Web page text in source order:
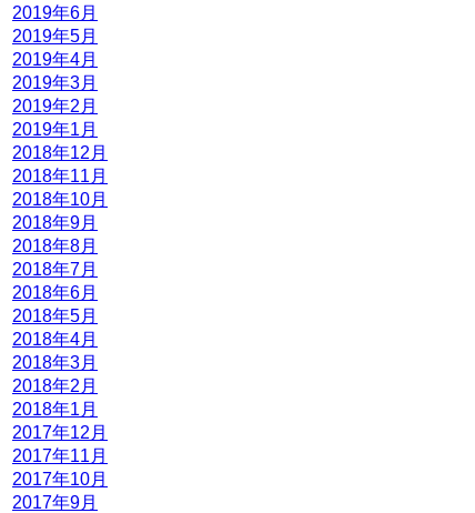
2019年6月
2019年5月
2019年4月
2019年3月
2019年2月
2019年1月
2018年12月
2018年11月
2018年10月
2018年9月
2018年8月
2018年7月
2018年6月
2018年5月
2018年4月
2018年3月
2018年2月
2018年1月
2017年12月
2017年11月
2017年10月
2017年9月